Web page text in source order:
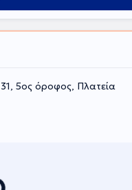
5ος όροφος, Πλατεία